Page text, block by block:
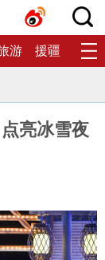
游 援疆 生态
亮冰雪夜